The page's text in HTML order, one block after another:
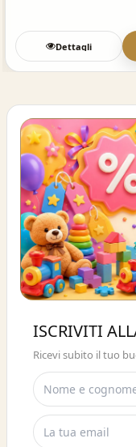
Dettagli
Buono sconto 10%
ISCRIVITI E
SCONTO
ISCRIVITI
Ricevi subito il tuo